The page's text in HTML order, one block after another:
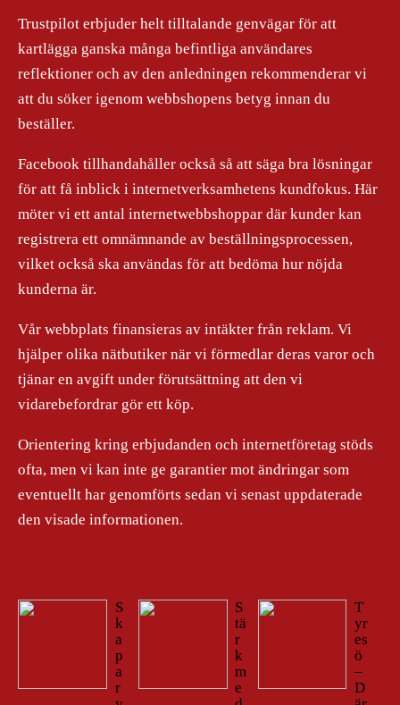
Trustpilot erbjuder helt tilltalande genvägar för att
kartlägga ganska många befintliga användares
reflektioner och av den anledningen rekommenderar vi
att du söker igenom webbshopens betyg innan du
beställer.
Facebook tillhandahåller också så att säga bra lösningar
för att få inblick i internetverksamhetens kundfokus. Här
möter vi ett antal internetwebbshoppar där kunder kan
registrera ett omnämnande av beställningsprocessen,
vilket också ska användas för att bedöma hur nöjda
kunderna är.
Vår webbplats finansieras av intäkter från reklam. Vi
hjälper olika nätbutiker när vi förmedlar deras varor och
tjänar en avgift under förutsättning att den vi
vidarebefordrar gör ett köp.
Orientering kring erbjudanden och internetföretag stöds
ofta, men vi kan inte ge garantier mot ändringar som
eventuellt har genomförts sedan vi senast uppdaterade
den visade informationen.
S
k
a
p
a
r
S
tä
r
k
m
e
T
yr
es
ö
–
D